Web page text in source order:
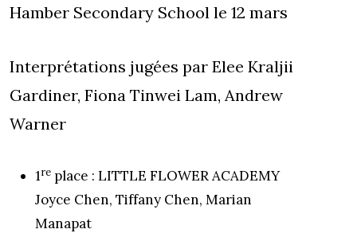
Hamber Secondary School le 12 mars
Interprétations jugées par Elee Kraljii
Gardiner, Fiona Tinwei Lam, Andrew
Warner
1re place : LITTLE FLOWER ACADEMY
Joyce Chen, Tiffany Chen, Marian
Manapat